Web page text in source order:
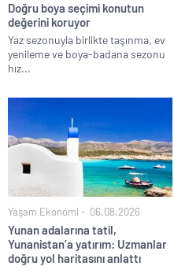
Doğru boya seçimi konutun
değerini koruyor
Yaz sezonuyla birlikte taşınma, ev
yenileme ve boya-badana sezonu
hız...
Yaşam Ekonomi 06.08.2026
Yunan adalarına tatil,
Yunanistan’a yatırım: Uzmanlar
doğru yol haritasını anlattı